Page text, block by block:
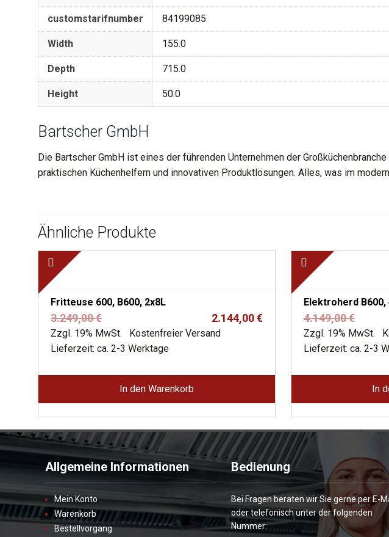
customstarifnumber 84199085
Width 155.0
Depth 715.0
Height 50.0
Bartscher GmbH
Die Bartscher GmbH ist eines der führenden Unternehmen der
praktischen Küchenhelfern und innovativen Produktlösungen. Alles, was im
Ähnliche Produkte
Fritteuse 600, B600, 2x8L
3.249,00€Ursprünglicher
Preis
war:
2.144,00€
Aktueller
Preis
ist:
Zzgl. 19% MwSt.
Kostenfreier Versand
Lieferzeit: ca. 2-3 Werktage
In den Warenkorb
Elektroherd B600,
4.149,00€
Preis
war:
Preis
ist:
Zzgl. 19% MwSt.
Lieferzeit: ca. 2-3
In
Allgemeine Informationen
Mein Konto
Warenkorb
Bestellvorgang
Bedienung
Bei Fragen beraten wir Sie gerne per E-
oder telefonisch unter der folgenden
Nummer: